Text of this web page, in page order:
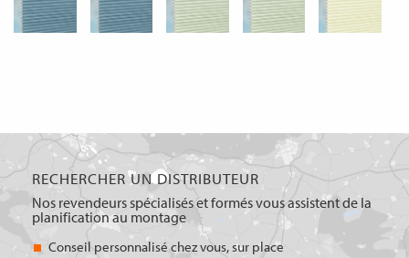
RECHERCHER UN DISTRIBUTEUR
Nos revendeurs spécialisés et formés vous assistent de la
planification au montage
Conseil personnalisé chez vous, sur place